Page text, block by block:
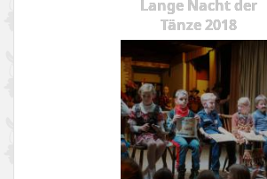
Lange Nacht der
Tänze 2018